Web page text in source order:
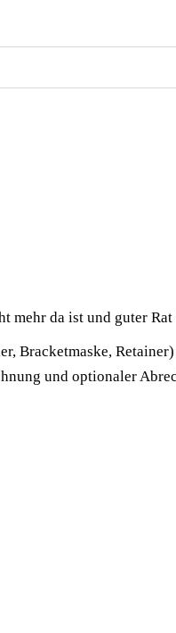
da ist und guter Rat
Bracketmaske,
und optionaler